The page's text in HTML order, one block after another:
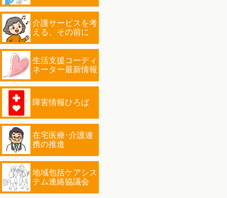
介護サービスを考
える、その前に
生活支援コーディ
ネーター最新情報
障害情報ひろば
在宅医療･介護連
携の推進
地域包括ケアシス
テム連絡協議会